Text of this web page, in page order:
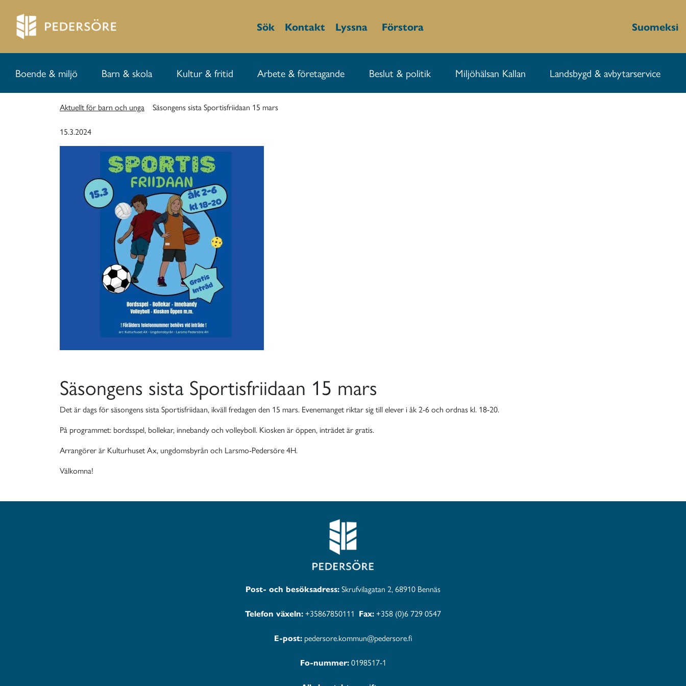
Sök Kontakt Lyssna Förstora Suomeksi
Boende & miljö Barn & skola Kultur & fritid Arbete & företagande Beslut & politik Miljöhälsan Kallan Landsbygd & avbytarservice
Aktuellt för barn och unga Säsongens sista Sportisfriidaan 15 mars
15.3.2024
Säsongens sista Sportisfriidaan 15 mars
Det är dags för säsongens sista Sportisfriidaan, ikväll fredagen den 15 mars. Evenemanget riktar sig till elever i åk 2-6 och ordnas kl. 18-20.
På programmet: bordsspel, bollekar, innebandy och volleyboll. Kiosken är öppen, inträdet är gratis.
Arrangörer är Kulturhuset Ax, ungdomsbyrån och Larsmo-Pedersöre 4H.
Välkomna!
Post- och besöksadress:Skrufvilagatan 2, 68910 Bennäs
Telefon växeln:+35867850111 Fax:+358 (0)6 729 0547
E-post:pedersore.kommun@pedersore.fi
Fo-nummer:0198517-1